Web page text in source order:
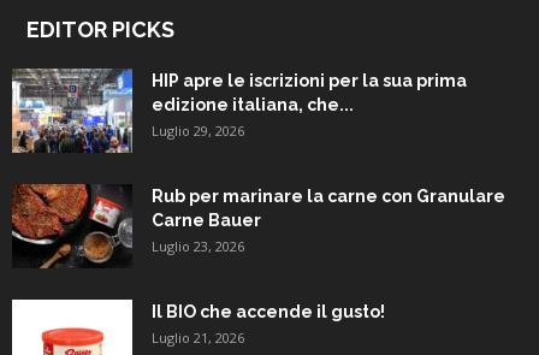
EDITOR PICKS
HIP apre le iscrizioni per la sua prima
edizione italiana, che...
Luglio 29, 2026
Rub per marinare la carne con Granulare
Carne Bauer
Luglio 23, 2026
Il BIO che accende il gusto!
Luglio 21, 2026